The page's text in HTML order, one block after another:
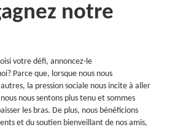
notre
votre défi, annoncez-le
Parce que, lorsque nous nous
la pression sociale nous incite à aller
nous sentons plus tenu et sommes
les bras. De plus, nous bénéficions
et du soutien bienveillant de nos amis,